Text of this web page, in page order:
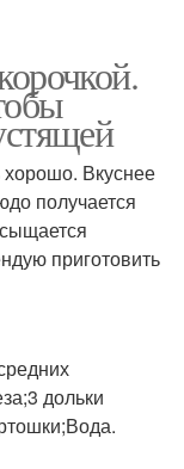
хорошо. Вкуснее
получается
приготовить
дольки